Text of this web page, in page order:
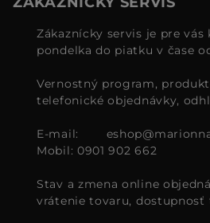
Zákaznícky servis je pre vás
pondelka do piatku v čase
Vernostný program,
telefonické objednávky,
E-mail:
Mobil: 0901 902 662
Stav a zmena online
vrátenie tovaru, dostupnosť